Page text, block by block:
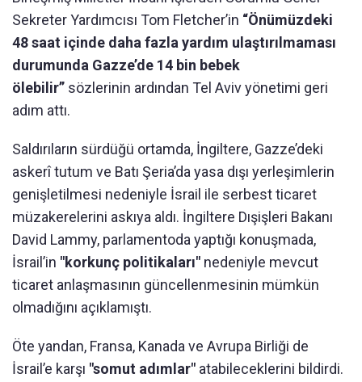
Sekreter Yardımcısı Tom Fletcher’in “Önümüzdeki
48 saat içinde daha fazla yardım ulaştırılmaması
durumunda Gazze’de 14 bin bebek
ölebilir” sözlerinin ardından Tel Aviv yönetimi geri
adım attı.
Saldırıların sürdüğü ortamda, İngiltere, Gazze’deki
askerî tutum ve Batı Şeria’da yasa dışı yerleşimlerin
genişletilmesi nedeniyle İsrail ile serbest ticaret
müzakerelerini askıya aldı. İngiltere Dışişleri Bakanı
David Lammy, parlamentoda yaptığı konuşmada,
İsrail’in "korkunç politikaları" nedeniyle mevcut
ticaret anlaşmasının güncellenmesinin mümkün
olmadığını açıklamıştı.
Öte yandan, Fransa, Kanada ve Avrupa Birliği de
İsrail’e karşı "somut adımlar" atabileceklerini bildirdi.